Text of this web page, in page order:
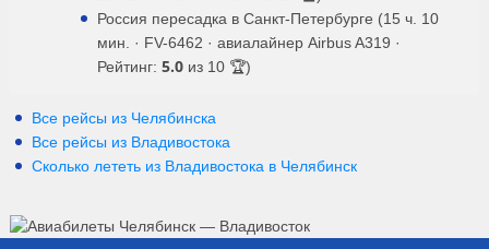
Россия пересадка в Санкт-Петербурге (15 ч. 10
мин. · FV-6462 · авиалайнер Airbus A319 ·
Рейтинг: 5.0 из 10 🏆)
Все рейсы из Челябинска
Все рейсы из Владивостока
Сколько лететь из Владивостока в Челябинск